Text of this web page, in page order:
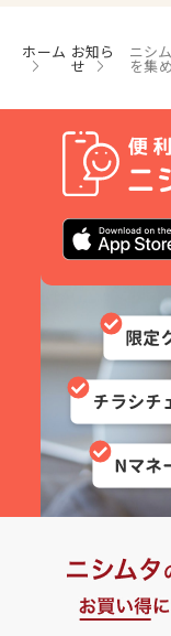
ホーム お知ら
せ
ニシ
を集